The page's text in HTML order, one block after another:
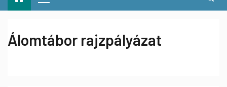
Álomtábor rajzpályázat